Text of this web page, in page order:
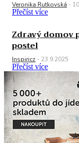
Veronika Rutkovská -
Přečíst více
Zdravý domov
postel
Inspiricz - 23.9.2025
Přečíst více